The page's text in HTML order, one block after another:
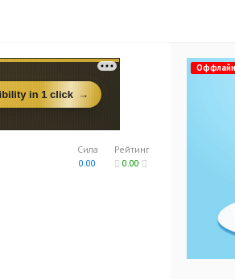
Рейтинг
0.00
Сила
0.00
Оффлайн